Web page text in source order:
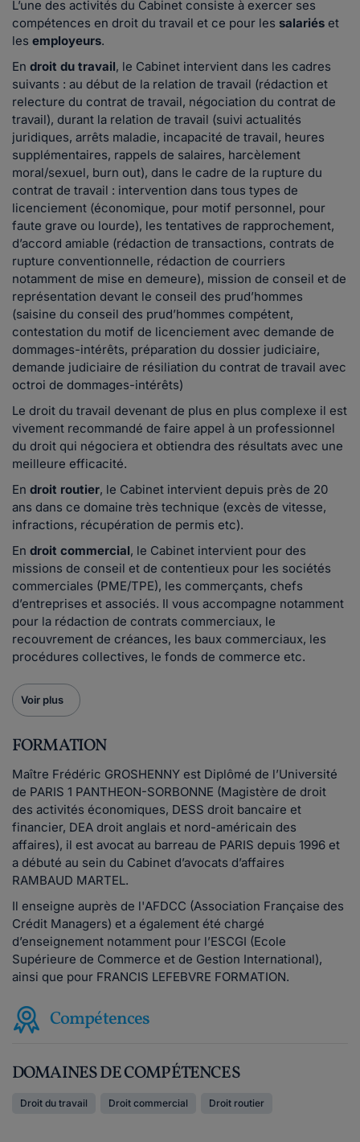
L’une des activités du Cabinet consiste à exercer ses
compétences en droit du travail et ce pour les salariés et
les employeurs.
En droit du travail, le Cabinet intervient dans les cadres
suivants : au début de la relation de travail (rédaction et
relecture du contrat de travail, négociation du contrat de
travail), durant la relation de travail (suivi actualités
juridiques, arrêts maladie, incapacité de travail, heures
supplémentaires, rappels de salaires, harcèlement
moral/sexuel, burn out), dans le cadre de la rupture du
contrat de travail : intervention dans tous types de
licenciement (économique, pour motif personnel, pour
faute grave ou lourde), les tentatives de rapprochement,
d’accord amiable (rédaction de transactions, contrats de
rupture conventionnelle, rédaction de courriers
notamment de mise en demeure), mission de conseil et de
représentation devant le conseil des prud’hommes
(saisine du conseil des prud’hommes compétent,
contestation du motif de licenciement avec demande de
dommages-intérêts, préparation du dossier judiciaire,
demande judiciaire de résiliation du contrat de travail avec
octroi de dommages-intérêts)
Le droit du travail devenant de plus en plus complexe il est
vivement recommandé de faire appel à un professionnel
du droit qui négociera et obtiendra des résultats avec une
meilleure efficacité.
En droit routier, le Cabinet intervient depuis près de 20
ans dans ce domaine très technique (excès de vitesse,
infractions, récupération de permis etc).
En droit commercial, le Cabinet intervient pour des
missions de conseil et de contentieux pour les sociétés
commerciales (PME/TPE), les commerçants, chefs
d’entreprises et associés. Il vous accompagne notamment
pour la rédaction de contrats commerciaux, le
recouvrement de créances, les baux commerciaux, les
procédures collectives, le fonds de commerce etc.
Voir plus
FORMATION
Maître Frédéric GROSHENNY est Diplômé de l’Université
de PARIS 1 PANTHEON-SORBONNE (Magistère de droit
des activités économiques, DESS droit bancaire et
financier, DEA droit anglais et nord-américain des
affaires), il est avocat au barreau de PARIS depuis 1996 et
a débuté au sein du Cabinet d’avocats d’affaires
RAMBAUD MARTEL.
Il enseigne auprès de l'AFDCC (Association Française des
Crédit Managers) et a également été chargé
d’enseignement notamment pour l’ESCGI (Ecole
Supérieure de Commerce et de Gestion International),
ainsi que pour FRANCIS LEFEBVRE FORMATION.
Compétences
DOMAINES DE COMPÉTENCES
Droit du travail Droit commercial Droit routier